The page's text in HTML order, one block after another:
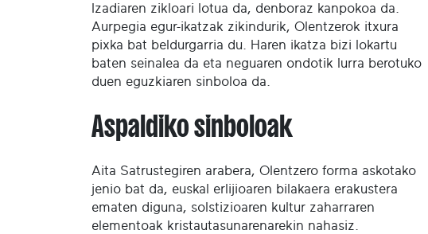
Izadiaren zikloari lotua da, denboraz kanpokoa da.
Aurpegia egur-ikatzak zikindurik, Olentzerok itxura
pixka bat beldurgarria du. Haren ikatza bizi lokartu
baten seinalea da eta neguaren ondotik lurra berotuko
duen eguzkiaren sinboloa da.
Aspaldiko sinboloak
Aita Satrustegiren arabera, Olentzero forma askotako
jenio bat da, euskal erlijioaren bilakaera erakustera
ematen diguna, solstizioaren kultur zaharraren
elementoak kristautasunarenarekin nahasiz.